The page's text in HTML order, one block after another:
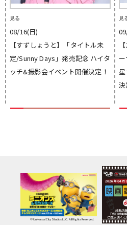
見る
08/16(日)
【すずしょうと】「タイトル未
定/Sunny Days」発売記念 ハイタ
ッチ&撮影会イベント開催決定！
見
決
© Universal City Studios LLC. All Rights Reserved.